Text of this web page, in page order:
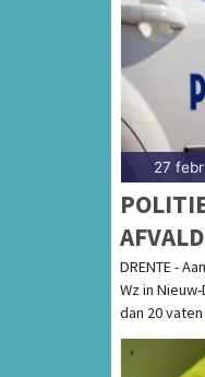
27
DRENTE -
Wz in
dan 20